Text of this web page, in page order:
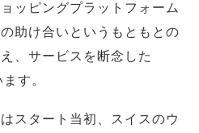
ッピングプラットフォーム
助け合いというもともとの
、サービスを断念した
す。
スタート当初、スイスのウ